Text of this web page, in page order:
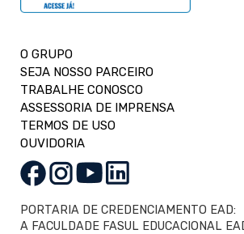
O GRUPO
SEJA NOSSO PARCEIRO
TRABALHE CONOSCO
ASSESSORIA DE IMPRENSA
TERMOS DE USO
OUVIDORIA
PORTARIA DE CREDENCIAMENTO EAD:
A FACULDADE FASUL EDUCACIONAL